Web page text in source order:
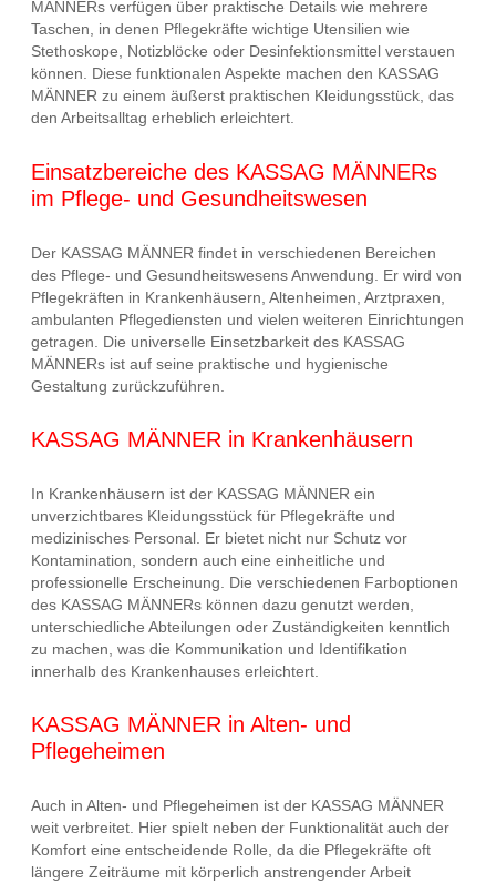
MÄNNERs verfügen über praktische Details wie mehrere
Taschen, in denen Pflegekräfte wichtige Utensilien wie
Stethoskope, Notizblöcke oder Desinfektionsmittel verstauen
können. Diese funktionalen Aspekte machen den KASSAG
MÄNNER zu einem äußerst praktischen Kleidungsstück, das
den Arbeitsalltag erheblich erleichtert.
Einsatzbereiche des KASSAG MÄNNERs
im Pflege- und Gesundheitswesen
Der KASSAG MÄNNER findet in verschiedenen Bereichen
des Pflege- und Gesundheitswesens Anwendung. Er wird von
Pflegekräften in Krankenhäusern, Altenheimen, Arztpraxen,
ambulanten Pflegediensten und vielen weiteren Einrichtungen
getragen. Die universelle Einsetzbarkeit des KASSAG
MÄNNERs ist auf seine praktische und hygienische
Gestaltung zurückzuführen.
KASSAG MÄNNER in Krankenhäusern
In Krankenhäusern ist der KASSAG MÄNNER ein
unverzichtbares Kleidungsstück für Pflegekräfte und
medizinisches Personal. Er bietet nicht nur Schutz vor
Kontamination, sondern auch eine einheitliche und
professionelle Erscheinung. Die verschiedenen Farboptionen
des KASSAG MÄNNERs können dazu genutzt werden,
unterschiedliche Abteilungen oder Zuständigkeiten kenntlich
zu machen, was die Kommunikation und Identifikation
innerhalb des Krankenhauses erleichtert.
KASSAG MÄNNER in Alten- und
Pflegeheimen
Auch in Alten- und Pflegeheimen ist der KASSAG MÄNNER
weit verbreitet. Hier spielt neben der Funktionalität auch der
Komfort eine entscheidende Rolle, da die Pflegekräfte oft
längere Zeiträume mit körperlich anstrengender Arbeit